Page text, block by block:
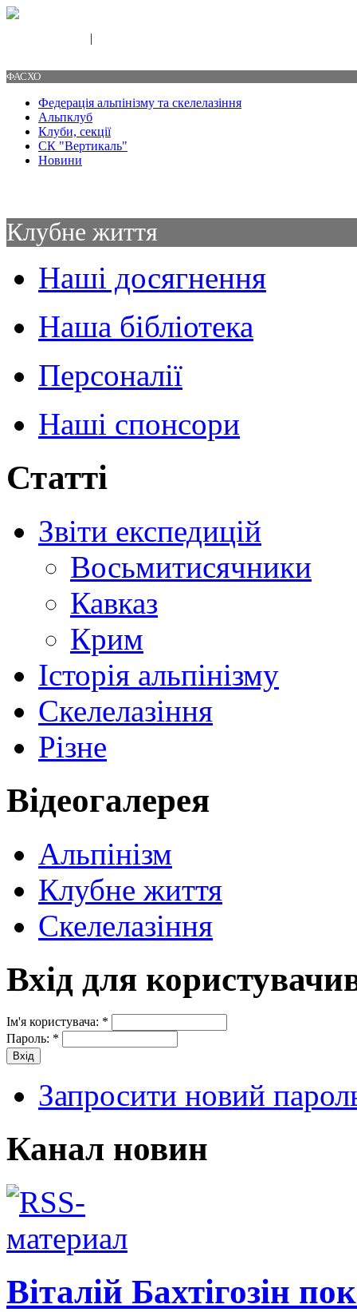
|
ФАСХО
Федерація альпінізму та скелелазіння
Альпклуб
Клуби, секції
СК "Вертикаль"
Новини
Клубне життя
Наші досягнення
Наша бібліотека
Персоналії
Наші спонсори
Статті
Звіти експедицій
Восьмитисячники
Кавказ
Крим
Історія альпінізму
Скелелазіння
Різне
Відеогалерея
Альпінізм
Клубне життя
Скелелазіння
Вхід для
Ім'я користувача: *
Пароль: *
Запросити новий
Канал новин
Віталій Бахтігозін